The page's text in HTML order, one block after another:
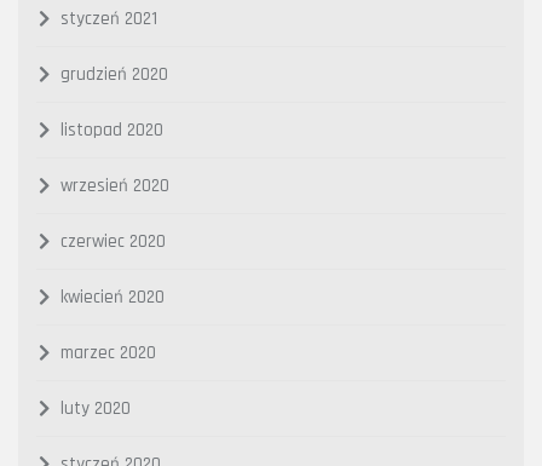
styczeń 2021
grudzień 2020
listopad 2020
wrzesień 2020
czerwiec 2020
kwiecień 2020
marzec 2020
luty 2020